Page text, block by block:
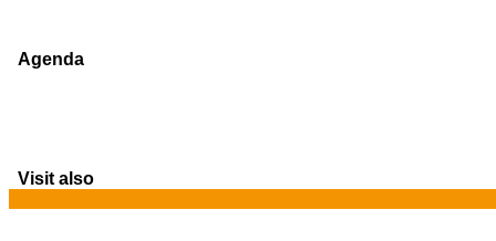
Agenda
Visit also